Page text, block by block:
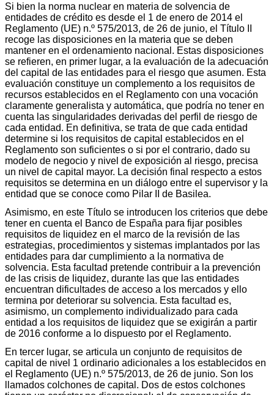
Si bien la norma nuclear en materia de solvencia de
entidades de crédito es desde el 1 de enero de 2014 el
Reglamento (UE) n.º 575/2013, de 26 de junio, el Título II
recoge las disposiciones en la materia que se deben
mantener en el ordenamiento nacional. Estas disposiciones
se refieren, en primer lugar, a la evaluación de la adecuación
del capital de las entidades para el riesgo que asumen. Esta
evaluación constituye un complemento a los requisitos de
recursos establecidos en el Reglamento con una vocación
claramente generalista y automática, que podría no tener en
cuenta las singularidades derivadas del perfil de riesgo de
cada entidad. En definitiva, se trata de que cada entidad
determine si los requisitos de capital establecidos en el
Reglamento son suficientes o si por el contrario, dado su
modelo de negocio y nivel de exposición al riesgo, precisa
un nivel de capital mayor. La decisión final respecto a estos
requisitos se determina en un diálogo entre el supervisor y la
entidad que se conoce como Pilar II de Basilea.
Asimismo, en este Título se introducen los criterios que debe
tener en cuenta el Banco de España para fijar posibles
requisitos de liquidez en el marco de la revisión de las
estrategias, procedimientos y sistemas implantados por las
entidades para dar cumplimiento a la normativa de
solvencia. Esta facultad pretende contribuir a la prevención
de las crisis de liquidez, durante las que las entidades
encuentran dificultades de acceso a los mercados y ello
termina por deteriorar su solvencia. Esta facultad es,
asimismo, un complemento individualizado para cada
entidad a los requisitos de liquidez que se exigirán a partir
de 2016 conforme a lo dispuesto por el Reglamento.
En tercer lugar, se articula un conjunto de requisitos de
capital de nivel 1 ordinario adicionales a los establecidos en
el Reglamento (UE) n.º 575/2013, de 26 de junio. Son los
llamados colchones de capital. Dos de estos colchones